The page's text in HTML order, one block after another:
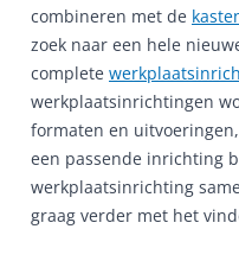
combineren met de
zoek naar een hele
complete
werkplaatsinrichtingen
formaten en
een passende inrichting
werkplaatsinrichting
graag verder met het